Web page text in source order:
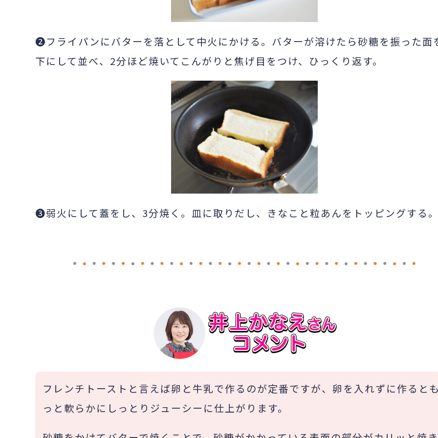
❷フライパンにバターを落として中火にかける。バターが溶けたら砂糖を振った面
下にして並べ、2分ほど焼いてこんがりと焦げ目をつけ、ひっくり返す。
❸弱火にして蓋をし、3分焼く。皿に取りだし、きなこと粒あんをトッピングする
フレンチトーストと言えば卵と牛乳で作るのが定番ですが、卵を入れずに作ると
っと軟らかにしっとりジューシーに仕上がります。